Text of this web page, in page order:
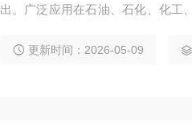
出。广泛应用在石油、石化、化工
更新时间：2026-05-09